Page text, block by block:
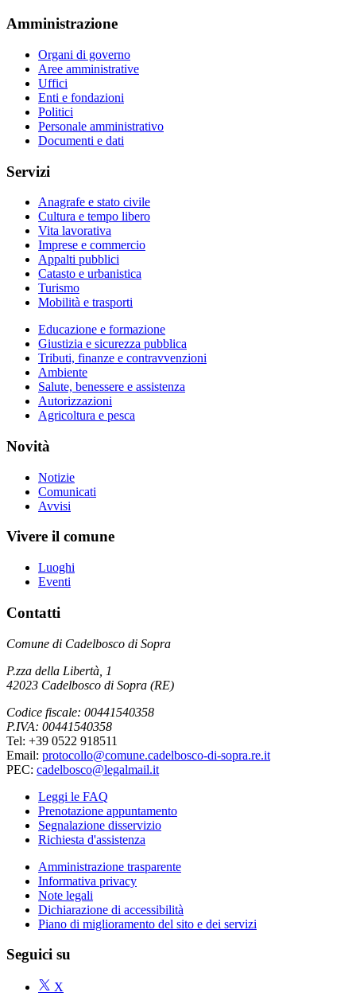
Amministrazione
Organi di governo
Aree amministrative
Uffici
Enti e fondazioni
Politici
Personale amministrativo
Documenti e dati
Servizi
Anagrafe e stato civile
Cultura e tempo libero
Vita lavorativa
Imprese e commercio
Appalti pubblici
Catasto e urbanistica
Turismo
Mobilità e trasporti
Educazione e formazione
Giustizia e sicurezza pubblica
Tributi, finanze e contravvenzioni
Ambiente
Salute, benessere e assistenza
Autorizzazioni
Agricoltura e pesca
Novità
Notizie
Comunicati
Avvisi
Vivere il comune
Luoghi
Eventi
Contatti
Comune di Cadelbosco di Sopra
P.zza della Libertà, 1
42023 Cadelbosco di Sopra (RE)
Codice fiscale: 00441540358
P.IVA: 00441540358
Tel: +39 0522 918511
Email: protocollo@comune.cadelbosco-di-sopra.re.it
PEC: cadelbosco@legalmail.it
Leggi le FAQ
Prenotazione appuntamento
Segnalazione disservizio
Richiesta d'assistenza
Amministrazione trasparente
Informativa privacy
Note legali
Dichiarazione di accessibilità
Piano di miglioramento del sito e dei servizi
Seguici su
X